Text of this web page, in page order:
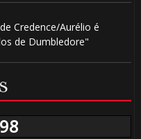
Credence/Aurélio é
de Dumbledore"
🎂